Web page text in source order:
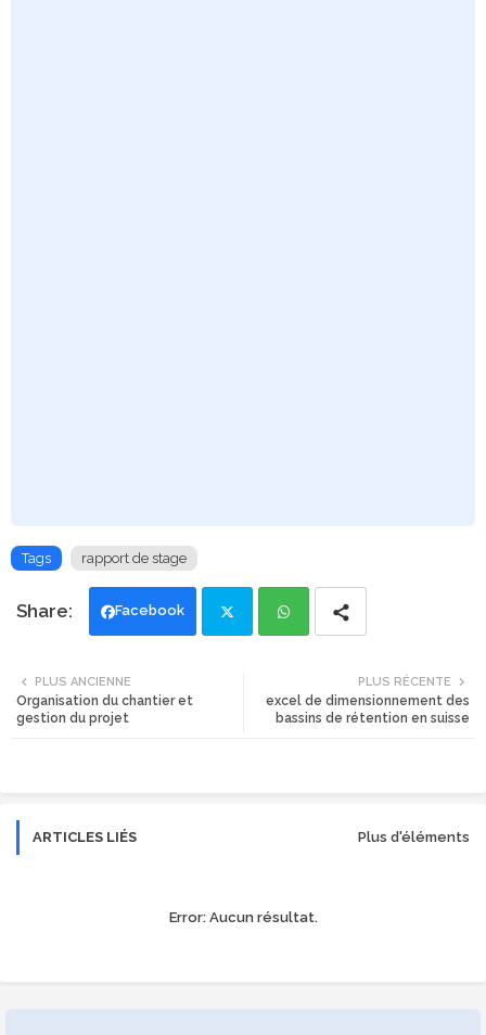
Tags rapport de stage
Facebook
ats
PLUS RÉCENTE
excel de dimensionnement des
bassins de rétention en suisse
PLUS ANCIENNE
Organisation du chantier et
gestion du projet
ARTICLES LIÉS Plus d'éléments
Error:Aucun résultat.